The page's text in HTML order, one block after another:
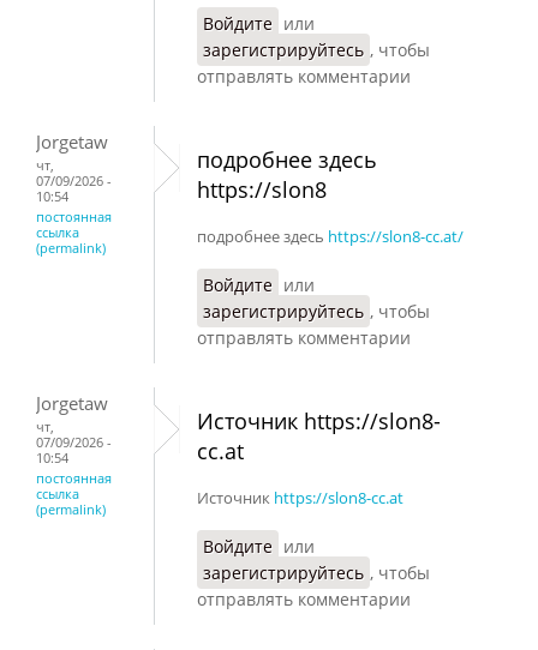
Войдите или
зарегистрируйтесь , чтобы
отправлять комментарии
Jorgetaw
чт,
07/09/2026 -
10:54
постоянная
ссылка
(permalink)
подробнее здесь
https://slon8
подробнее здесь https://slon8-cc.at/
Войдите или
зарегистрируйтесь , чтобы
отправлять комментарии
Jorgetaw
чт,
07/09/2026 -
10:54
постоянная
ссылка
(permalink)
Источник https://slon8-
cc.at
Источник https://slon8-cc.at
Войдите или
зарегистрируйтесь , чтобы
отправлять комментарии